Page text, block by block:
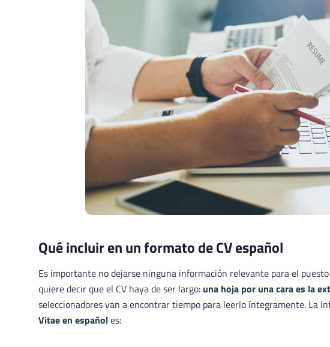
Qué incluir en un formato de CV español
Es importante no dejarse ninguna información relevante para el
quiere decir que el CV haya de ser largo: una hoja por una cara es la
seleccionadores van a encontrar tiempo para leerlo íntegramente. La
Vitae en españoles: